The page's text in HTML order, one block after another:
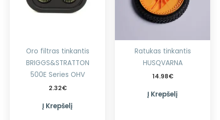
Oro filtras tinkantis
BRIGGS&STRATTON
500E Series OHV
2.32€
Į Krepšelį
Ratukas tinkantis
HUSQVARNA
14.98€
Į Krepšelį